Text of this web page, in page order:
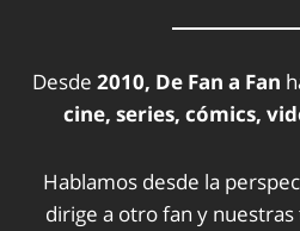
Desde 2010, De Fan a Fan
cine, series, cómics,
Hablamos desde la
dirige a otro fan y